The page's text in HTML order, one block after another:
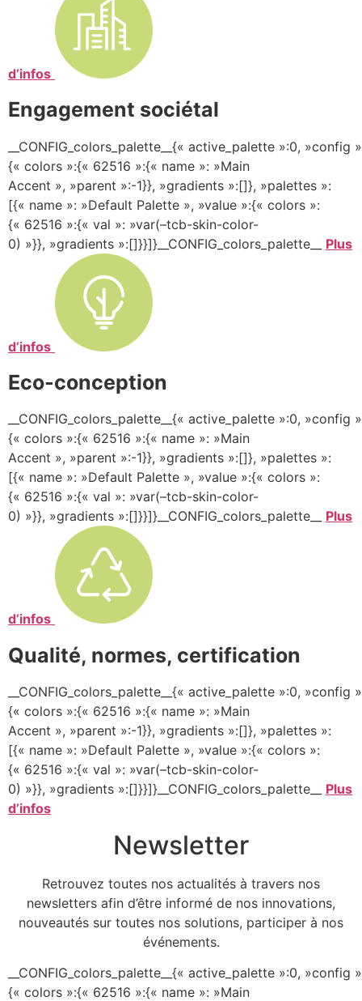
d’infos
Engagement sociétal
__CONFIG_colors_palette__{« active_palette »:0, »config
{« colors »:{« 62516 »:{« name »: »Main
Accent », »parent »:-1}}, »gradients »:[]}, »palettes »:
[{« name »: »Default Palette », »value »:{« colors »:
{« 62516 »:{« val »: »var(–tcb-skin-color-
0) »}}, »gradients »:[]}}]}__CONFIG_colors_palette__ Plus
d’infos
Eco-conception
__CONFIG_colors_palette__{« active_palette »:0, »config
{« colors »:{« 62516 »:{« name »: »Main
Accent », »parent »:-1}}, »gradients »:[]}, »palettes »:
[{« name »: »Default Palette », »value »:{« colors »:
{« 62516 »:{« val »: »var(–tcb-skin-color-
0) »}}, »gradients »:[]}}]}__CONFIG_colors_palette__ Plus
d’infos
Qualité, normes, certification
__CONFIG_colors_palette__{« active_palette »:0, »config
{« colors »:{« 62516 »:{« name »: »Main
Accent », »parent »:-1}}, »gradients »:[]}, »palettes »:
[{« name »: »Default Palette », »value »:{« colors »:
{« 62516 »:{« val »: »var(–tcb-skin-color-
0) »}}, »gradients »:[]}}]}__CONFIG_colors_palette__ Plus
d’infos
Newsletter
Retrouvez toutes nos actualités à travers nos
newsletters afin d’être informé de nos innovations,
nouveautés sur toutes nos solutions, participer à nos
événements.
__CONFIG_colors_palette__{« active_palette »:0, »config
{« colors »:{« 62516 »:{« name »: »Main